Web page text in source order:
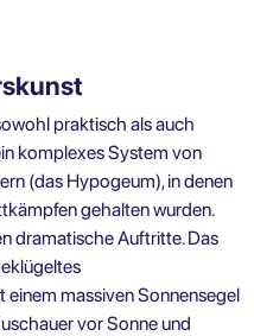
praktisch als auch
komplexes System von
(das Hypogeum), in denen
gehalten wurden.
dramatische Auftritte. Das
einem massiven Sonnensegel
vor Sonne und